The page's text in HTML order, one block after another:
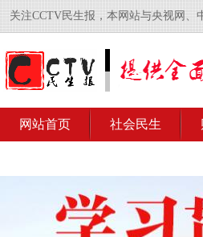
关注CCTV民生报，本网站与央视网、
网站首页 社会民生